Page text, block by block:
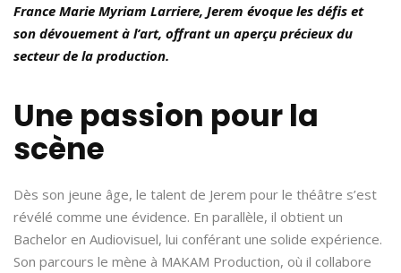
France Marie Myriam Larriere, Jerem évoque les défis et
son dévouement à l’art, offrant un aperçu précieux du
secteur de la production.
Une passion pour la
scène
Dès son jeune âge, le talent de Jerem pour le théâtre s’est
révélé comme une évidence. En parallèle, il obtient un
Bachelor en Audiovisuel, lui conférant une solide expérience.
Son parcours le mène à MAKAM Production, où il collabore